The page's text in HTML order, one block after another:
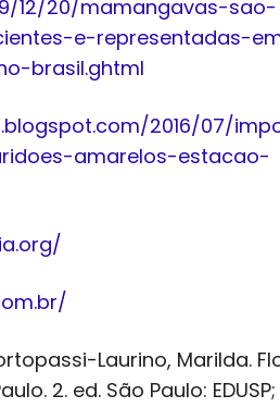
12/20/mamangavas-sao-
e-representadas-
brasil.ghtml
2016/07/
amarelos-estacao-
Laurino, Marilda.
2. ed. São Paulo: EDUSP;